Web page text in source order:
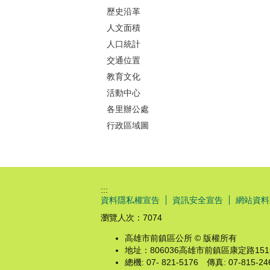
歷史沿革
人文面積
人口統計
交通位置
教育文化
活動中心
各里辦公處
行政區域圖
:::
資料隱私權宣告
資訊安全宣告
網站資
瀏覽人次： 7074
高雄市前鎮區公所 © 版權所有
地址：806036高雄市前鎮區康定路
總機: 07- 821-5176 傳真: 07-815-